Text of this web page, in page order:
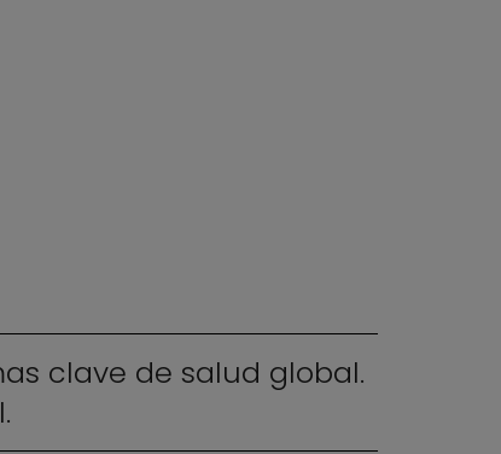
clave de salud global.